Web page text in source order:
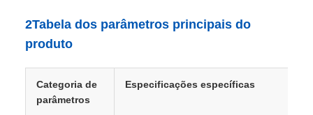
2Tabela dos parâmetros principais do
produto
Categoria de
parâmetros
Especificações específicas